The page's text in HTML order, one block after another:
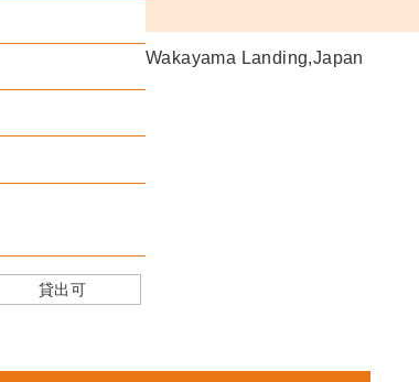
貸出可
・焼け跡
Wakayama Landing,Japan